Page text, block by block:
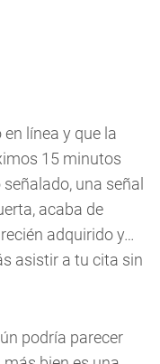
línea y que la
15 minutos
una señal
acaba de
adquirido y…
asistir a tu cita sin
podría parecer